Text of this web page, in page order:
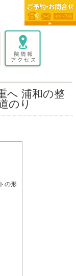
へ 浦和の整
のり
の形